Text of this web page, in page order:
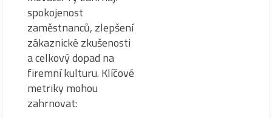
spokojenost
zaměstnanců, zlepšení
zákaznické zkušenosti
a celkový dopad na
firemní kulturu. Klíčové
metriky mohou
zahrnovat: